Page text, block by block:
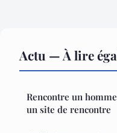
Actu — À lire
Rencontre un
un site de rencontre